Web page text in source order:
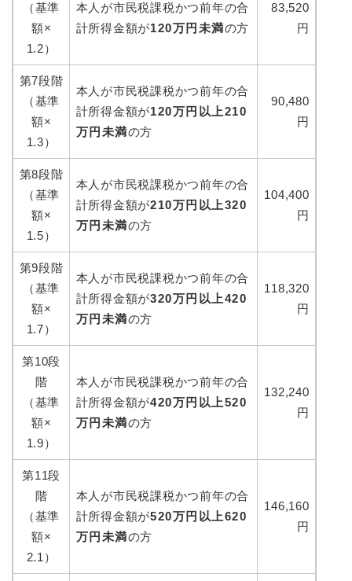
（基準
額×
1.2）
本人が市民税課税かつ前年の合
計所得金額が120万円未満の方
83,520
円
第7段階
（基準
額×
1.3）
本人が市民税課税かつ前年の合
計所得金額が120万円以上210
万円未満の方
90,480
円
第8段階
（基準
額×
1.5）
本人が市民税課税かつ前年の合
計所得金額が210万円以上320
万円未満の方
104,400
円
第9段階
（基準
額×
1.7）
本人が市民税課税かつ前年の合
計所得金額が320万円以上420
万円未満の方
118,320
円
第10段
階
（基準
額×
1.9）
本人が市民税課税かつ前年の合
計所得金額が420万円以上520
万円未満の方
132,240
円
第11段
階
（基準
額×
2.1）
本人が市民税課税かつ前年の合
計所得金額が520万円以上620
万円未満の方
146,160
円